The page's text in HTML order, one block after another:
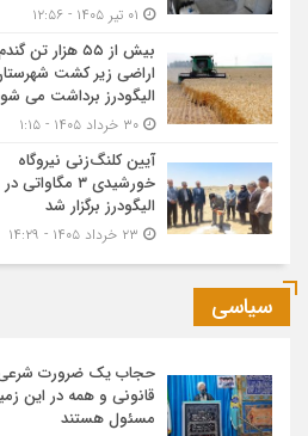
بیش از ۵۵ هزار تن
اراضی زیر کشت
الیگودرز برداشت می
آیین کلنگ‌زنی نیروگاه
خورشیدی ۳ مگاواتی در
الیگودرز برگزار شد
سیاسی
حجاب یک ضرورت
قانونی و همه در این
مسئول هستند